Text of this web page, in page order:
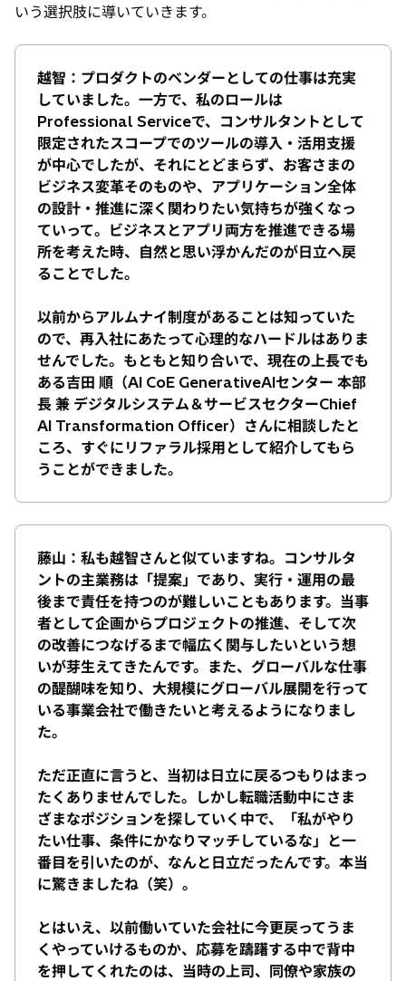
いう選択肢に導いていきます。
越智：プロダクトのベンダーとしての仕事は充実
していました。一方で、私のロールは
Professional Serviceで、コンサルタントとして
限定されたスコープでのツールの導入・活用支援
が中心でしたが、それにとどまらず、お客さまの
ビジネス変革そのものや、アプリケーション全体
の設計・推進に深く関わりたい気持ちが強くなっ
ていって。ビジネスとアプリ両方を推進できる場
所を考えた時、自然と思い浮かんだのが日立へ戻
ることでした。
以前からアルムナイ制度があることは知っていた
ので、再入社にあたって心理的なハードルはありま
せんでした。もともと知り合いで、現在の上長でも
ある吉田 順（AI CoE GenerativeAIセンター 本部
長 兼 デジタルシステム＆サービスセクターChief
AI Transformation Officer）さんに相談したと
ころ、すぐにリファラル採用として紹介してもら
うことができました。
藤山：私も越智さんと似ていますね。コンサルタ
ントの主業務は「提案」であり、実行・運用の最
後まで責任を持つのが難しいこともあります。当事
者として企画からプロジェクトの推進、そして次
の改善につなげるまで幅広く関与したいという想
いが芽生えてきたんです。また、グローバルな仕事
の醍醐味を知り、大規模にグローバル展開を行って
いる事業会社で働きたいと考えるようになりまし
た。
ただ正直に言うと、当初は日立に戻るつもりはまっ
たくありませんでした。しかし転職活動中にさま
ざまなポジションを探していく中で、「私がやり
たい仕事、条件にかなりマッチしているな」と一
番目を引いたのが、なんと日立だったんです。本当
に驚きましたね（笑）。
とはいえ、以前働いていた会社に今更戻ってうま
くやっていけるものか、応募を躊躇する中で背中
を押してくれたのは、当時の上司、同僚や家族の